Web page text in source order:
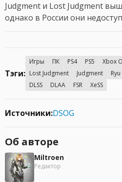
Judgment и Lost Judgment
однако в России они
Тэги:
Игры ПК PS4 PS5 Xbox
Lost Judgment
Judgment
DLSS
DLAA FSR XeSS
Источники:DSOG
Об авторе
Miltroen
Редактор